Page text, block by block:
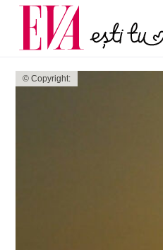
© Copyright:
Carieră
Actualitate